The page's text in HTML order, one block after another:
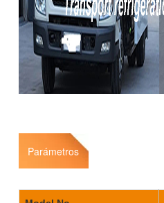
Parámetros